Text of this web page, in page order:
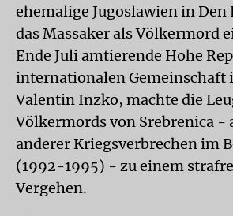
ehemalige Jugoslawien in Den
das Massaker als Völkermord
Ende Juli amtierende Hohe
internationalen Gemeinschaft
Valentin Inzko, machte die
Völkermords von Srebrenica -
anderer Kriegsverbrechen im
(1992-1995) - zu einem
Vergehen.